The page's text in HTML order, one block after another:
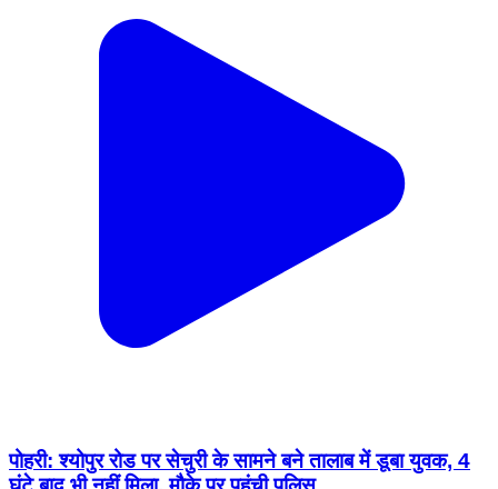
पोहरी: श्योपुर रोड पर सेचुरी के सामने बने तालाब में डूबा युवक, 4